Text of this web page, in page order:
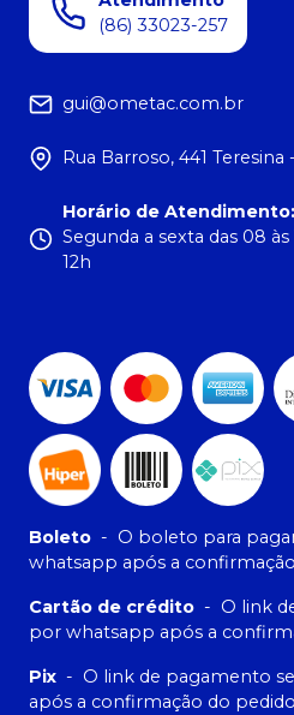
(86) 33023-257
gui@ometac.com.br
Rua Barroso, 441 Teresina
Horário de Atendimento:
Segunda a sexta das 08
12h
Boleto - O boleto para
whatsapp após a
Cartão de crédito - O link
por whatsapp após a
Pix - O link de pagamento
após a confirmação do